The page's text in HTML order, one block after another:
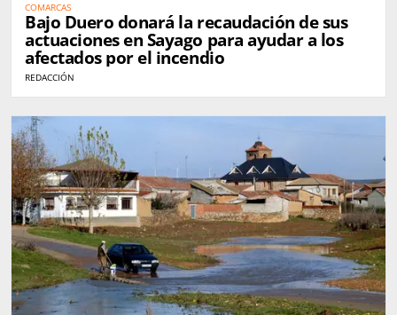
COMARCAS
Bajo Duero donará la recaudación de sus
actuaciones en Sayago para ayudar a los
afectados por el incendio
REDACCIÓN